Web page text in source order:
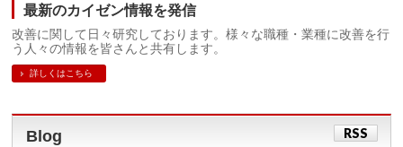
最新のカイゼン情報を発信
改善に関して日々研究しております。様々な職種・業種に改善を行
う人々の情報を皆さんと共有します。
詳しくはこちら
Blog RSS